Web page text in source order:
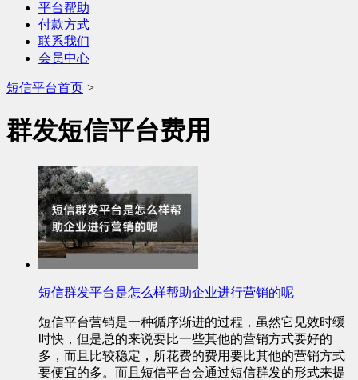
平台帮助
付款方式
联系我们
会员中心
短信平台首页 >
群发短信平台费用
短信群发平台是怎么样帮助企业进行营销的呢
短信平台营销是一种循序渐进的过程，虽然它见效时缓
时快，但是总的来说要比一些其他的营销方式要好的
多，而且比较稳定，所花费的费用要比其他的营销方式
要便宜的多。而且短信平台会通过短信群发的形式来提